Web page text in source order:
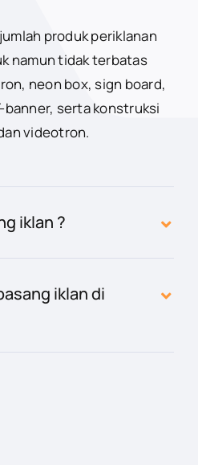
produk periklanan
namun tidak terbatas
neon box, sign board,
banner, serta konstruksi
videotron.
iklan ?
iklan di